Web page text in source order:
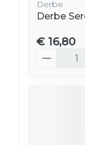
Derbe
Derbe
€ 16,80